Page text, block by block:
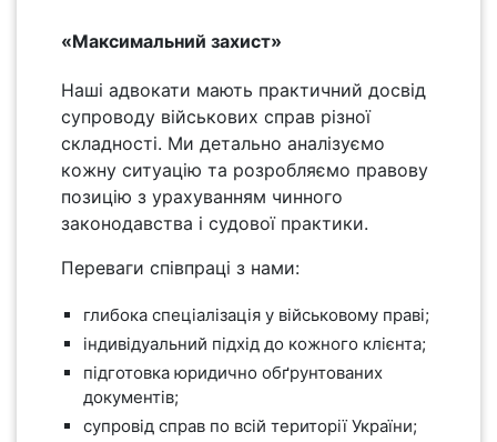
«Максимальний захист»
Наші адвокати мають практичний досвід
супроводу військових справ різної
складності. Ми детально аналізуємо
кожну ситуацію та розробляємо правову
позицію з урахуванням чинного
законодавства і судової практики.
Переваги співпраці з нами:
глибока спеціалізація у військовому праві;
індивідуальний підхід до кожного клієнта;
підготовка юридично обґрунтованих
документів;
супровід справ по всій території України;